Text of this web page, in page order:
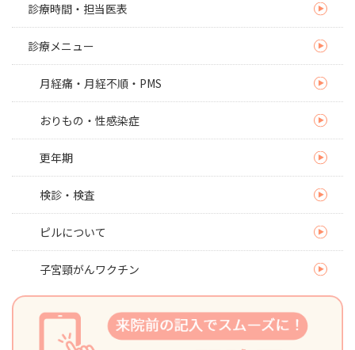
診療時間・担当医表
診療メニュー
月経痛・月経不順・PMS
おりもの・性感染症
更年期
検診・検査
ピルについて
子宮頸がんワクチン